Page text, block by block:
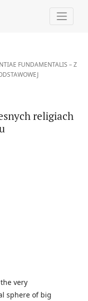
FUNDAMENTALIS – Z
religiach
very
sphere of big